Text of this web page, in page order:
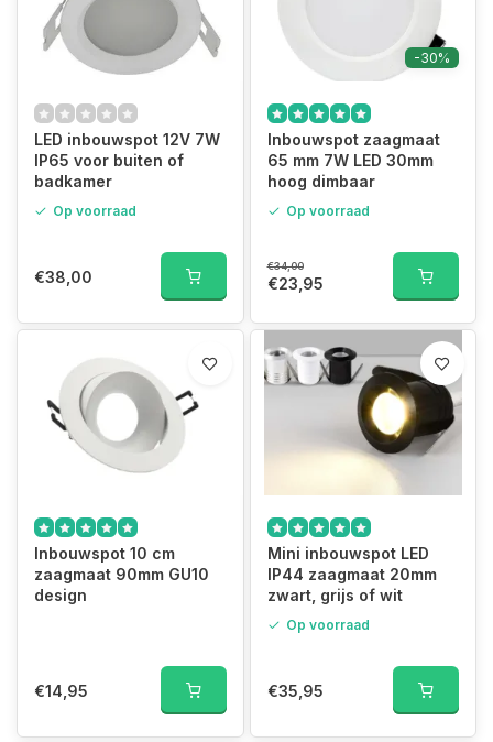
LED inbouwspot 12V 7W
IP65 voor buiten of
badkamer
Op voorraad
€38,00
-30%
Inbouwspot zaagmaat
65 mm 7W LED 30mm
hoog dimbaar
Op voorraad
€34,00
€23,95
Inbouwspot 10 cm
zaagmaat 90mm GU10
design
€14,95
Mini inbouwspot LED
IP44 zaagmaat 20mm
zwart, grijs of wit
Op voorraad
€35,95